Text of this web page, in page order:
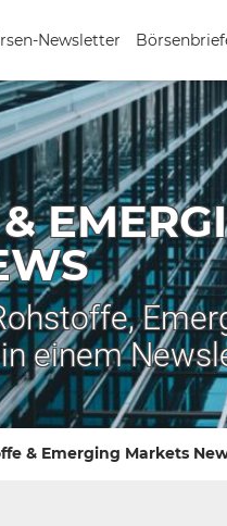
Newsletter
einem
& Emerging Markets